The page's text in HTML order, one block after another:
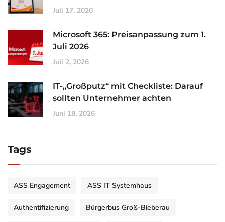
Juli 17, 2026
Microsoft 365: Preisanpassung zum 1.
Juli 2026
Juli 2, 2026
IT-„Großputz“ mit Checkliste: Darauf
sollten Unternehmer achten
Juni 18, 2026
Tags
ASS Engagement ASS IT Systemhaus
Authentifizierung Bürgerbus Groß-Bieberau